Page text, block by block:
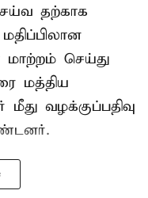
தற்காக
மாற்றம் செய்து
மத்திய
மீது வழக்குப்பதிவு